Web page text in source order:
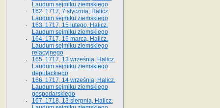
Laudum sejmiku ziemskiego
162. 1717, 7 stycznia, Halicz.
Laudum sejmiku ziemskiego
163. 1717, 15 lutego, Halicz.
Laudum sejmiku ziemskiego
164. 1717, 15 marca, Halicz.
Laudum sejmiku ziemskiego
relacyjnego
165. 1717, 13 września, Halicz.
Laudum sejmiku ziemskiego
deputackiego
166. 1717, 14 września, Halicz.
Laudum sejmiku ziemskiego
gospodarskiego
167. 1718, 13 sierpnia, Halicz.